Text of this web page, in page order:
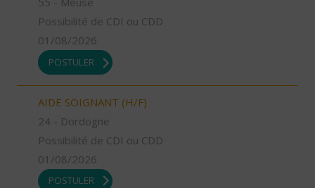
Possibilité de CDI ou CDD
01/08/2026
POSTULER
AIDE SOIGNANT (H/F)
24 - Dordogne
Possibilité de CDI ou CDD
01/08/2026
POSTULER